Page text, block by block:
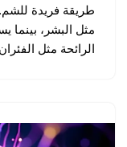
طريقة فريدة
مثل البشر،
الرائحة مثل